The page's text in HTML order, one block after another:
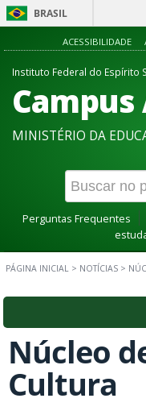
BRASIL
ACESSIBILIDADE
Instituto Federal do Espírito
MINISTÉRIO DA
Perguntas Frequentes
PÁGINA INICIAL > NOTÍCIAS >
Núcleo
Cultura